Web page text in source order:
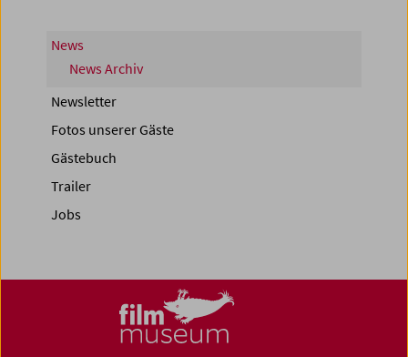
News
News Archiv
Newsletter
Fotos unserer Gäste
Gästebuch
Trailer
Jobs